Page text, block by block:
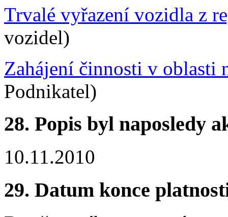
Trvalé vyřazení vozidla z
vozidel)
Zahájení činnosti v oblasti
Podnikatel)
28. Popis byl naposledy
10.11.2010
29. Datum konce